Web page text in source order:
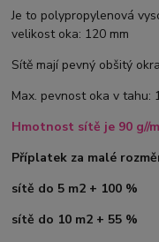
Je to polypropylenová
velikost oka: 120 mm
Sítě mají pevný obšitý
Max. pevnost oka v tahu:
Hmotnost sítě je 90 g//
Příplatek za malé
sítě do 5 m2 + 100 %
sítě do 10 m2 + 55 %